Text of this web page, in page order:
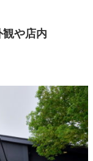
観や店内